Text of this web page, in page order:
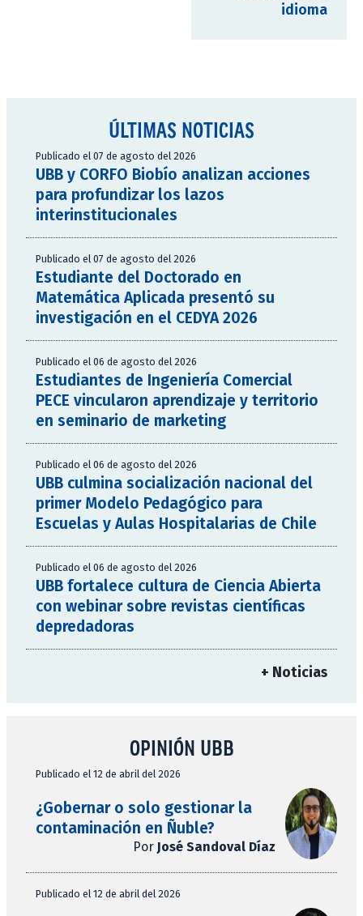
idioma
ÚLTIMAS NOTICIAS
Publicado el 07 de agosto del 2026
UBB y CORFO Biobío analizan acciones
para profundizar los lazos
interinstitucionales
Publicado el 07 de agosto del 2026
Estudiante del Doctorado en
Matemática Aplicada presentó su
investigación en el CEDYA 2026
Publicado el 06 de agosto del 2026
Estudiantes de Ingeniería Comercial
PECE vincularon aprendizaje y territorio
en seminario de marketing
Publicado el 06 de agosto del 2026
UBB culmina socialización nacional del
primer Modelo Pedagógico para
Escuelas y Aulas Hospitalarias de Chile
Publicado el 06 de agosto del 2026
UBB fortalece cultura de Ciencia Abierta
con webinar sobre revistas científicas
depredadoras
+ Noticias
OPINIÓN UBB
Publicado el 12 de abril del 2026
¿Gobernar o solo gestionar la
contaminación en Ñuble?
Por José Sandoval Díaz
Publicado el 12 de abril del 2026